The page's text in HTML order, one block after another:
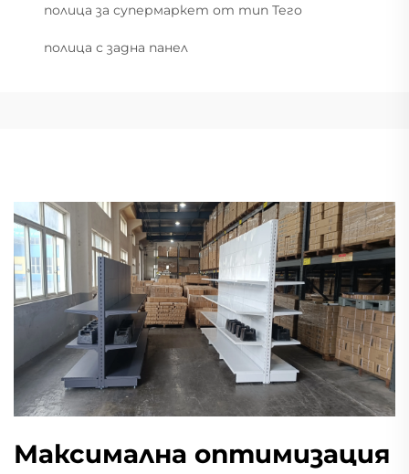
полица за супермаркет от тип Тего
полица с задна панел
Максимална оптимизация